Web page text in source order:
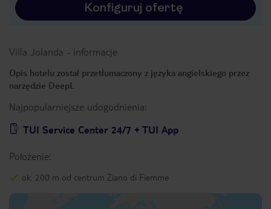
Konfiguruj ofertę
Villa Jolanda - informacje
Opis hotelu został przetłumaczony z języka angielskiego przez
narzędzie DeepL
Najpopularniejsze udogodnienia:
TUI Service Center 24/7 + TUI App
Położenie:
ok. 200 m od centrum Ziano di Fiemme